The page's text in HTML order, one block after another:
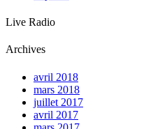
Live Radio
Archives
avril 2018
mars 2018
juillet 2017
avril 2017